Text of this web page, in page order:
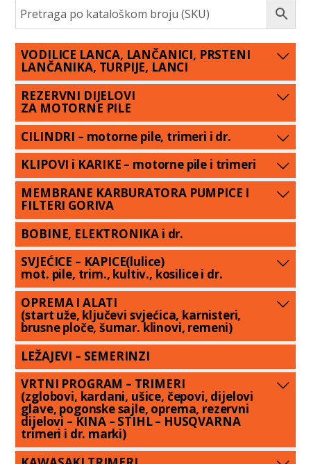
VODILICE LANCA, LANČANICI, PRSTENI
LANČANIKA, TURPIJE, LANCI
REZERVNI DIJELOVI
ZA MOTORNE PILE
CILINDRI – motorne pile, trimeri i dr.
KLIPOVI i KARIKE – motorne pile i trimeri
MEMBRANE KARBURATORA PUMPICE I
FILTERI GORIVA
BOBINE, ELEKTRONIKA i dr.
SVJEĆICE – KAPICE(lulice)
mot. pile, trim., kultiv., kosilice i dr.
OPREMA I ALATI
(start uže, ključevi svjećica, karnisteri,
brusne ploče, šumar. klinovi, remeni)
LEŽAJEVI – SEMERINZI
VRTNI PROGRAM – TRIMERI
(zglobovi, kardani, ušice, čepovi, dijelovi
glave, pogonske sajle, oprema, rezervni
dijelovi – KINA – STIHL – HUSQVARNA
trimeri i dr. marki)